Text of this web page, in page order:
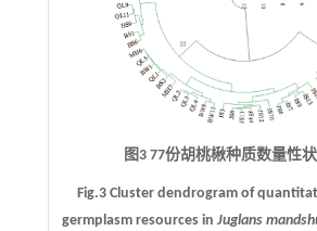
图3 77份胡桃楸种质数量性
Fig.3 Cluster dendrogram of
germplasm resources in Juglans